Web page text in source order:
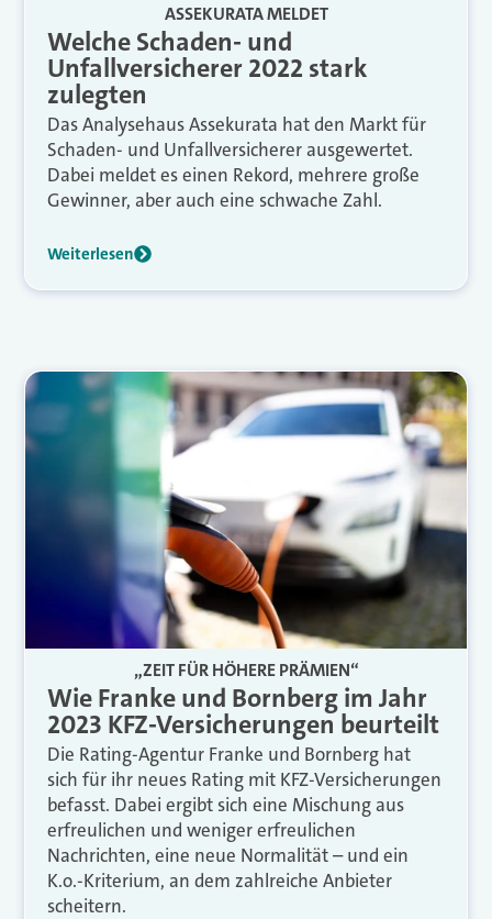
ASSEKURATA MELDET
Welche Schaden- und
Unfallversicherer 2022 stark
zulegten
Das Analysehaus Assekurata hat den Markt für
Schaden- und Unfallversicherer ausgewertet.
Dabei meldet es einen Rekord, mehrere große
Gewinner, aber auch eine schwache Zahl.
Weiterlesen
„ZEIT FÜR HÖHERE PRÄMIEN“
Wie Franke und Bornberg im Jahr
2023 KFZ-Versicherungen beurteilt
Die Rating-Agentur Franke und Bornberg hat
sich für ihr neues Rating mit KFZ-Versicherungen
befasst. Dabei ergibt sich eine Mischung aus
erfreulichen und weniger erfreulichen
Nachrichten, eine neue Normalität – und ein
K.o.-Kriterium, an dem zahlreiche Anbieter
scheitern.